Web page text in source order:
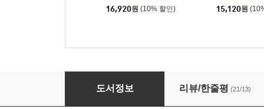
16,920원 (10% 할인) 15,120원
당신이 좋아지면, 밤이 깊어지면
도서정보 리뷰/한줄평 (21/13)